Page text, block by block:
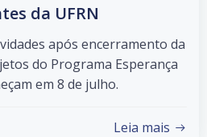
da UFRN
após encerramento da
do Programa Esperança
em 8 de julho.
Leia mais